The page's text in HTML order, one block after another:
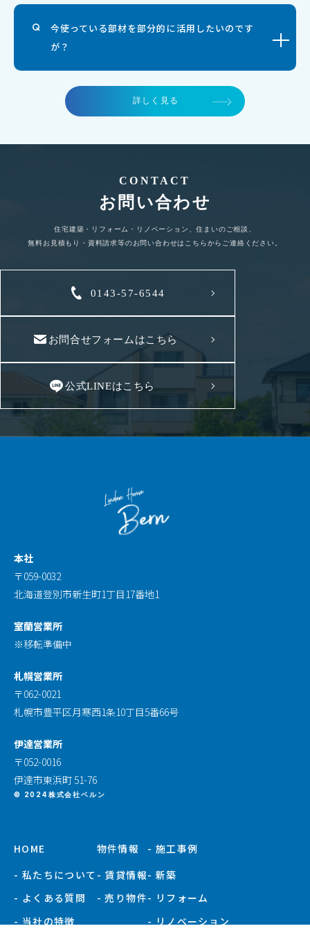
今使っている部材を部分的に活用したいのです
が？
詳しく見る
CONTACT
お問い合わせ
住宅建築・リフォーム・リノベーション、住まいのご相談、
無料お見積もり・資料請求等のお問い合わせはこちらからご連絡ください。
0143-57-6544
お問合せフォームはこちら
公式LINEはこちら
本社
〒059-0032
北海道登別市新生町1丁目17番地1
室蘭営業所
※移転準備中
札幌営業所
〒062-0021
札幌市豊平区月寒西1条10丁目5番66号
伊達営業所
〒052-0016
伊達市東浜町 51-76
© 2024株式会社ベルン
HOME
- 私たちについて
- よくある質問
- 当社の特徴
物件情報
- 賃貸情報
- 売り物件
- 施工事例
- 新築
- リフォーム
- リノベーション